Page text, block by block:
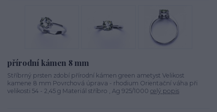
přírodní kámen 8 mm
Stříbrný prsten zdobí přírodní kámen green ametyst Velikost
kamene 8 mm Povrchová úprava - rhodium Orientační váha při
velikosti 54 - 2,45 g Materiál stříbro , Ag 925/1000 celý popis